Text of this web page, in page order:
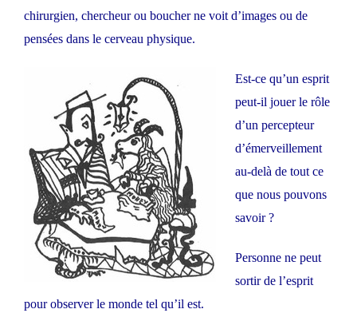
chirurgien, chercheur ou boucher ne voit d’images ou de
pensées dans le cerveau physique.
Est-ce qu’un esprit
peut-il jouer le rôle
d’un percepteur
d’émerveillement
au-delà de tout ce
que nous pouvons
savoir ?
Personne ne peut
sortir de l’esprit
pour observer le monde tel qu’il est.